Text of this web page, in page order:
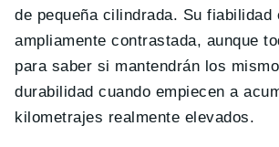
de pequeña cilindrada. Su fiabilidad
ampliamente contrastada, aunque
para saber si mantendrán los
durabilidad cuando empiecen a
kilometrajes realmente elevados.